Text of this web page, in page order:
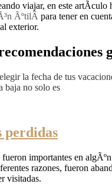
viajar, en este artÃ­culo
ÃºtilÂ para tener en
exterior.
la fecha de tus
baja no solo es
perdidas
fueron importantes en
razones, fueron
visitadas.